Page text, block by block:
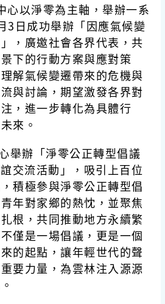
心以淨零為主軸，舉辦一系
3日成功舉辦「因應氣候變
，廣邀社會各界代表，共
下的行動方案與應對策
解氣候變遷帶來的危機與
與討論，期望激發各界對
，進一步轉化為具體行
來。
舉辦「淨零公正轉型倡議
交流活動」，吸引上百位
積極參與淨零公正轉型倡
年對家鄉的熱忱，並聚焦
根，共同推動地方永續繁
僅是一場倡議，更是一個
的起點，讓年輕世代的聲
要力量，為雲林注入源源